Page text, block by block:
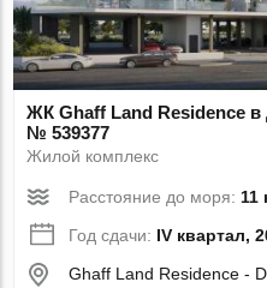
ЖК Ghaff Land Residence
№ 539377
Жилой комплекс
Расстояние до моря: 11
Год сдачи: IV квартал,
Ghaff Land Residence -